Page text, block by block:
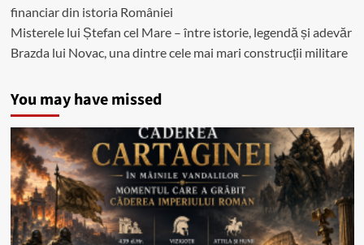
financiar din istoria României
Misterele lui Ștefan cel Mare – între istorie, legendă și adevăr
Brazda lui Novac, una dintre cele mai mari construcții militare
You may have missed